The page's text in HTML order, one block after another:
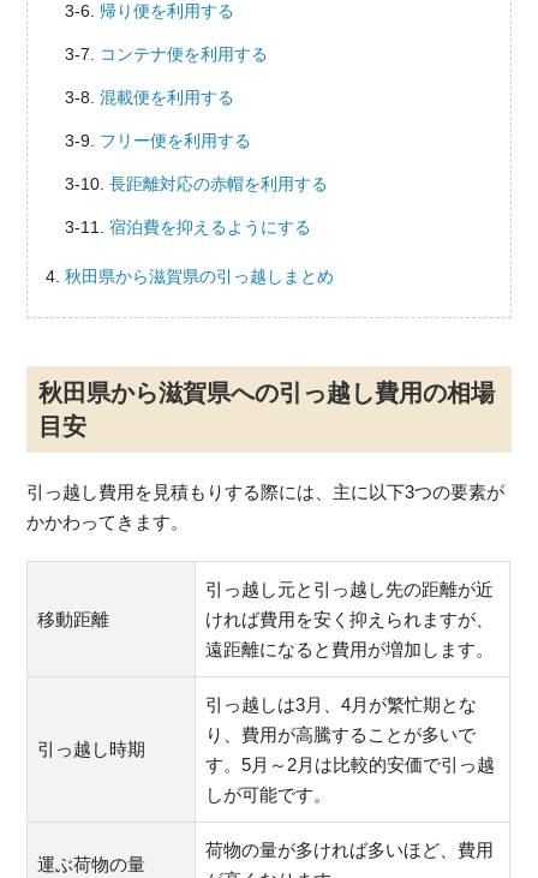
帰り便を利用する
コンテナ便を利用する
混載便を利用する
フリー便を利用する
長距離対応の赤帽を利用する
宿泊費を抑えるようにする
秋田県から滋賀県の引っ越しまとめ
秋田県から滋賀県への引っ越し費用の相場
目安
引っ越し費用を見積もりする際には、主に以下3つの要素が
かかわってきます。
移動距離
引っ越し元と引っ越し先の距離が近
ければ費用を安く抑えられますが、
遠距離になると費用が増加します。
引っ越し時期
引っ越しは3月、4月が繁忙期とな
り、費用が高騰することが多いで
す。5月～2月は比較的安価で引っ越
しが可能です。
運ぶ荷物の量
荷物の量が多ければ多いほど、費用